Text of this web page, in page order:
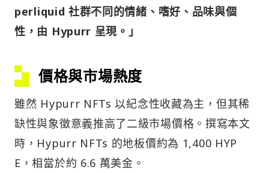
perliquid 社群不同的情緒、嗜好、品味與個
性，由 Hypurr 呈現。」
價格與市場熱度
雖然 Hypurr NFTs 以紀念性收藏為主，但其稀
缺性與象徵意義推高了二級市場價格。撰寫本文
時，Hypurr NFTs 的地板價約為 1,400 HYP
E，相當於約 6.6 萬美金。